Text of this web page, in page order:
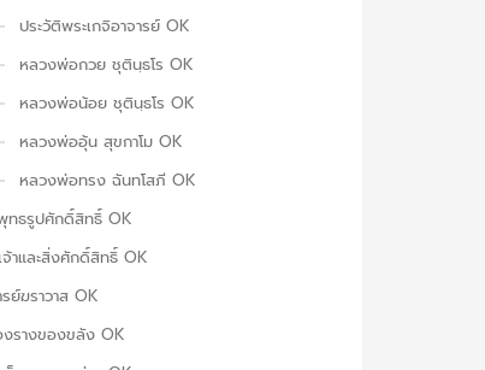
ประวัติพระเกจิอาจารย์ OK
หลวงพ่อกวย ชุตินฺธโร OK
หลวงพ่อน้อย ชุตินฺธโร OK
หลวงพ่ออุ้น สุขกาโม OK
หลวงพ่อทรง ฉันทโสภี OK
ทธรูปศักดิ์สิทธิ์ OK
จ้าและสิ่งศักดิ์สิทธิ์ OK
รย์ฆราวาส OK
งรางของขลัง OK